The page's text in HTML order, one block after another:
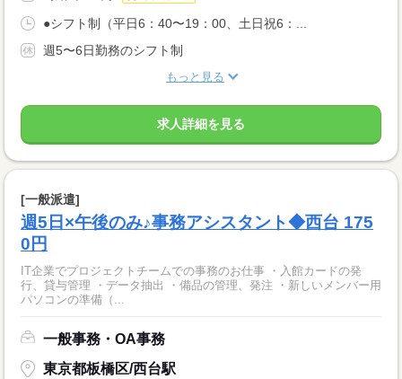
●シフト制（平日6：40〜19：00、土日祝6：...
週5〜6日勤務のシフト制
もっと見る
求人詳細を見る
[一般派遣]
週5日×午後のみ♪事務アシスタント◆西台 175
0円
IT企業でプロジェクトチームでの事務のお仕事 ・入館カードの発
行、貸与管理 ・データ抽出 ・備品の管理、発注 ・新しいメンバー用
パソコンの準備（...
一般事務・OA事務
東京都板橋区/西台駅